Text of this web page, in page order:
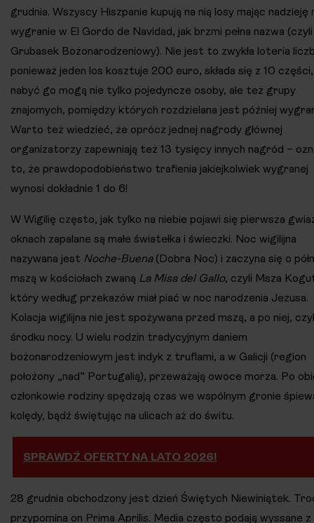
grudnia. Wszyscy Hiszpanie kupują na nią losy mając nadzieję
wygranie w El Gordo de Navidad, jak brzmi pełna nazwa (czyli
Grubasek Bożonarodzeniowy). Nie jest to zwykła loteria
ponieważ jeden los kosztuje 200 euro, składa się z 10
nabyć go mogą nie tylko pojedyncze osoby, ale też grupy
znajomych, pomiędzy których rozdzielana jest później
Warto też wiedzieć, że oprócz jednej nagrody głównej
organizatorzy zapewniają też 13 tysięcy innych nagród –
to, że prawdopodobieństwo trafienia jakiejkolwiek wygranej
wynosi dokładnie 1 do 6!
W Wigilię często, jak tylko na niebie pojawi się pierwsza
oknach zapalane są małe światełka i świeczki. Noc wigilijna
nazywana jest Noche-Buena(Dobra Noc) i zaczyna się o
mszą w kościołach zwaną La Misa del Gallo, czyli Msza
który według przekazów miał piać w noc narodzenia Jezusa.
Kolacja wigilijna nie jest spożywana przed mszą, a po niej,
środku nocy. U wielu rodzin tradycyjnym daniem
bożonarodzeniowym jest indyk z truflami, a w Galicji (region
położony „nad” Portugalią), przeważają owoce morza. Po
członkowie rodziny spędzają czas we wspólnym gronie
kolędy, bądź świętując na ulicach aż do świtu.
SPRAWDŹ OFERTY NA LATO 2026!
28 grudnia obchodzony jest dzień Świętych Niewiniątek.
przypomina on Prima Aprilis. Media często podają wyssane z